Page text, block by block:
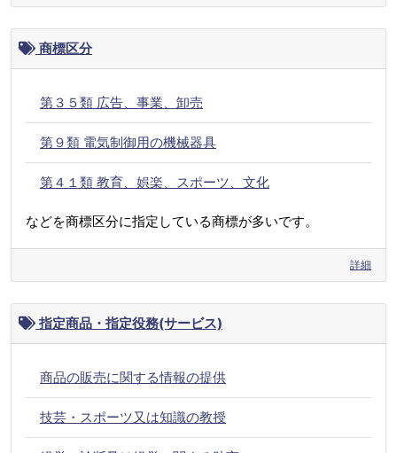
商標区分
第３５類 広告、事業、卸売
第９類 電気制御用の機械器具
第４１類 教育、娯楽、スポーツ、文化
などを商標区分に指定している商標が多いです。
詳細
指定商品・指定役務(サービス)
商品の販売に関する情報の提供
技芸・スポーツ又は知識の教授